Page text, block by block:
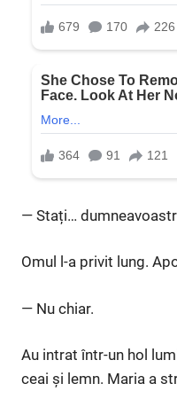
— Stați…
Omul l-a privit lung.
— Nu chiar.
Au intrat într-un hol
ceai și lemn. Maria a